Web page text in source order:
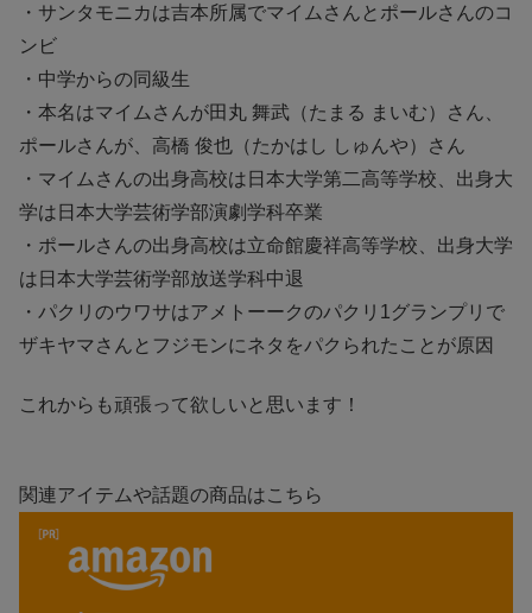
・サンタモニカは吉本所属でマイムさんとポールさんのコ
ンビ
・中学からの同級生
・本名はマイムさんが田丸 舞武（たまる まいむ）さん、
ポールさんが、高橋 俊也（たかはし しゅんや）さん
・マイムさんの出身高校は日本大学第二高等学校、出身大
学は日本大学芸術学部演劇学科卒業
・ポールさんの出身高校は立命館慶祥高等学校、出身大学
は日本大学芸術学部放送学科中退
・パクリのウワサはアメトーークのパクリ1グランプリで
ザキヤマさんとフジモンにネタをパクられたことが原因
これからも頑張って欲しいと思います！
関連アイテムや話題の商品はこちら